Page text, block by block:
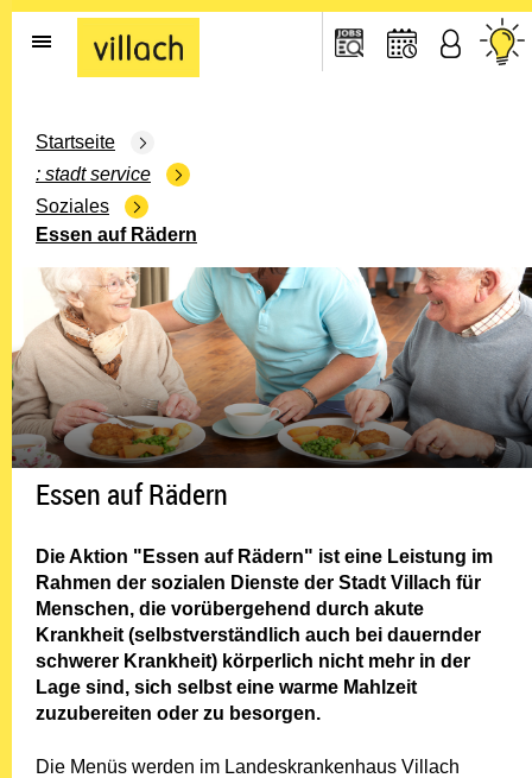
Gehe zur Startseite
Startseite
stadt service
Soziales
Essen auf Rädern
Essen auf Rädern
Die Aktion "Essen auf Rädern" ist eine Leistung im
Rahmen der sozialen Dienste der Stadt Villach für
Menschen, die vorübergehend durch akute
Krankheit (selbstverständlich auch bei dauernder
schwerer Krankheit) körperlich nicht mehr in der
Lage sind, sich selbst eine warme Mahlzeit
zuzubereiten oder zu besorgen.
Die Menüs werden im Landeskrankenhaus Villach